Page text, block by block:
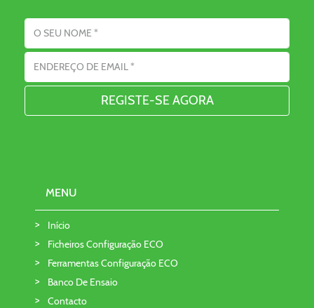
Nome
Endereço eletrónico
MENU
Início
Ficheiros Configuração ECO
Ferramentas Configuração ECO
Banco De Ensaio
Contacto